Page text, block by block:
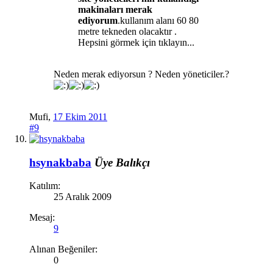
makinaları merak
ediyorum.kullanım alanı 60 80
metre tekneden olacaktır .
Hepsini görmek için tıklayın...
Neden merak ediyorsun ? Neden yöneticiler.?
Mufi, 17 Ekim 2011
#9
hsynakbaba Üye Balıkçı
Katılım:
25 Aralık 2009
Mesaj:
9
Alınan Beğeniler:
0